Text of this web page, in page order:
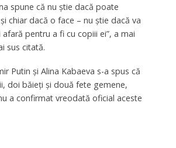
spune că nu ştie dacă poate
chiar dacă o face – nu ştie dacă va
pentru a fi cu copiii ei”, a mai
sus citată.
Putin și Alina Kabaeva s-a spus că
doi băieţi şi două fete gemene,
a confirmat vreodată oficial aceste